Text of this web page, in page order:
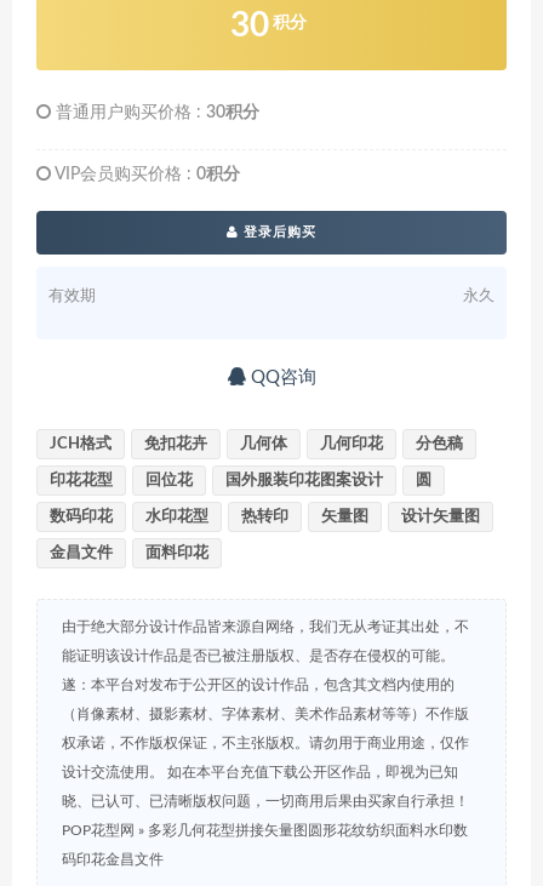
30 积分
普通用户购买价格 : 30积分
VIP会员购买价格 : 0积分
登录后购买
有效期 永久
QQ咨询
JCH格式 免扣花卉 几何体 几何印花 分色稿
印花花型 回位花 国外服装印花图案设计 圆
数码印花 水印花型 热转印 矢量图 设计矢量图
金昌文件 面料印花
由于绝大部分设计作品皆来源自网络，我们无从考证其出处，不
能证明该设计作品是否已被注册版权、是否存在侵权的可能。
遂：本平台对发布于公开区的设计作品，包含其文档内使用的
（肖像素材、摄影素材、字体素材、美术作品素材等等）不作版
权承诺，不作版权保证，不主张版权。请勿用于商业用途，仅作
设计交流使用。 如在本平台充值下载公开区作品，即视为已知
晓、已认可、已清晰版权问题，一切商用后果由买家自行承担！
POP花型网 » 多彩几何花型拼接矢量图圆形花纹纺织面料水印数
码印花金昌文件